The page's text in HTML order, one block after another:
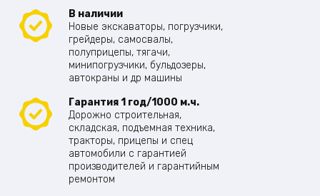
В наличии
Новые экскаваторы, погрузчики,
грейдеры, самосвалы,
полуприцепы, тягачи,
минипогрузчики, бульдозеры,
автокраны и др машины
Гарантия 1 год/1000 м.ч.
Дорожно строительная,
складская, подъемная техника,
тракторы, прицепы и спец
автомобили с гарантией
производителей и гарантийным
ремонтом